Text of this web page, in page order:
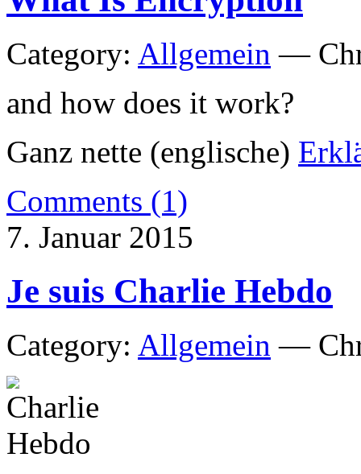
Category: Allgemein —
and how does it work?
Ganz nette (englische)
Comments (1)
7. Januar 2015
Je suis Charlie Hebdo
Category: Allgemein —